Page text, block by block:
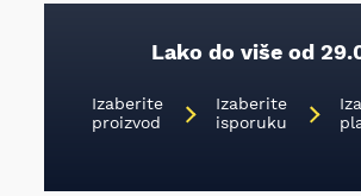
Lako do više od
Izaberite
proizvod
Izaberite
isporuku